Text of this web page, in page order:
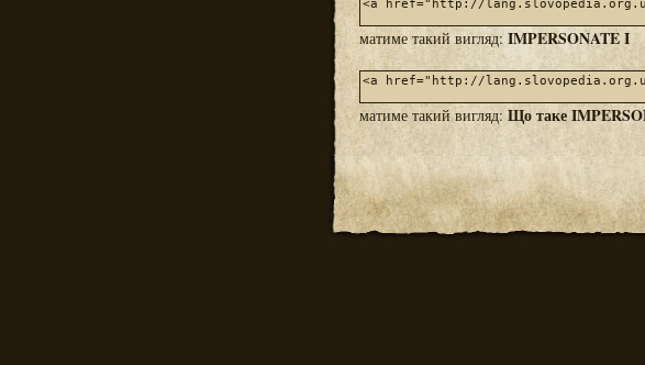
матиме такий вигляд: IMPERSONATE I
матиме такий вигляд:Що таке